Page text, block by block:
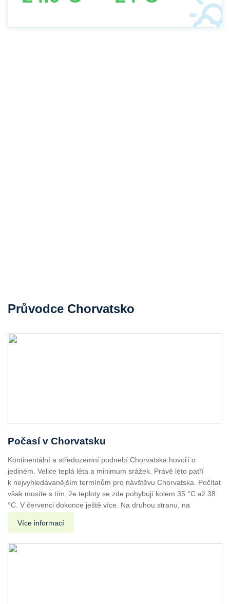
Průvodce Chorvatsko
Počasí v Chorvatsku
Kontinentální a středozemní podnebí Chorvatska hovoří o
jediném. Velice teplá léta a minimum srážek. Právě léto patří
k nejvyhledávanějším termínům pro návštěvu Chorvatska. Počítat
však musíte s tím, že teploty se zde pohybují kolem 35 °C až 38
°C. V červenci dokonce ještě více. Na druhou stranu, na
Více informací